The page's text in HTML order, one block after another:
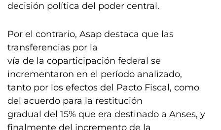
decisión política del poder central.
Por el contrario, Asap destaca que las
transferencias por la
vía de la coparticipación federal se
incrementaron en el período analizado,
tanto por los efectos del Pacto Fiscal, como
del acuerdo para la restitución
gradual del 15% que era destinado a Anses, y
finalmente del incremento de la